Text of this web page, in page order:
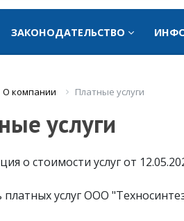
ЗАКОНОДАТЕЛЬСТВО
О компании Платные услуги
услуги
о стоимости услуг от
услуг ООО